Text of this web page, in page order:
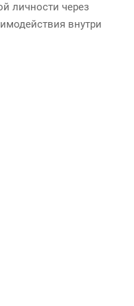
личности через
внутри